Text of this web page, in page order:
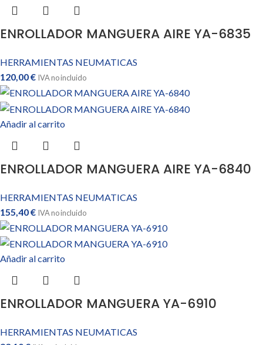
ENROLLADOR MANGUERA AIRE YA-6835
HERRAMIENTAS NEUMATICAS
120,00€ IVA no incluido
Añadir al carrito
ENROLLADOR MANGUERA AIRE YA-6840
HERRAMIENTAS NEUMATICAS
155,40€ IVA no incluido
Añadir al carrito
ENROLLADOR MANGUERA YA-6910
HERRAMIENTAS NEUMATICAS